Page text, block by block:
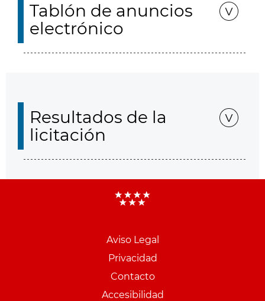
Tablón de anuncios
electrónico
Resultados de la
licitación
Aviso Legal
Privacidad
Contacto
Accesibilidad